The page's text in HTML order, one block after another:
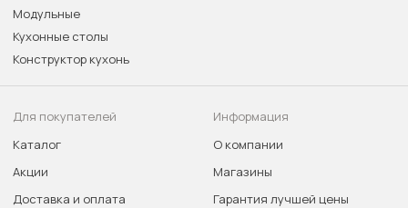
Модульные
Кухонные столы
Конструктор кухонь
Для покупателей
Каталог
Акции
Доставка и оплата
Информация
О компании
Магазины
Гарантия лучшей цены